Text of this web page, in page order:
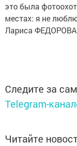
это была
местах: я не
Лариса
Следите за
Telegram-
Читайте